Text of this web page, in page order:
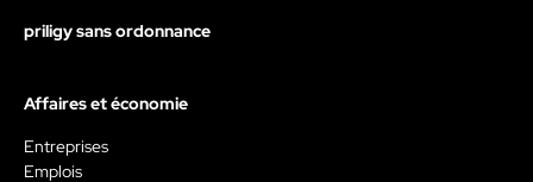
priligy sans ordonnance
Affaires et économie
Entreprises
Emplois